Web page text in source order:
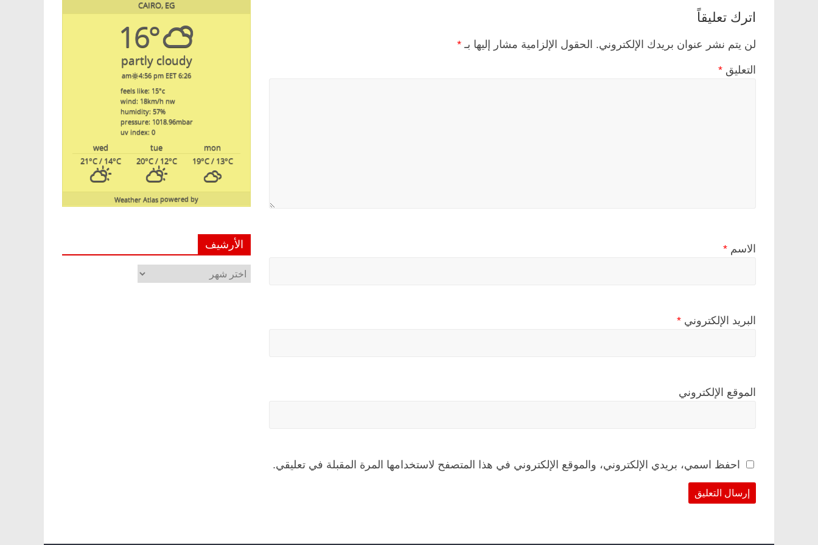
اترك تعليقاً
لن يتم نشر عنوان بريدك الإلكتروني. الحقول الإلزامية مشار إليها بـ *
التعليق *
الاسم *
البريد الإلكتروني *
الموقع الإلكتروني
احفظ اسمي، بريدي الإلكتروني، والموقع الإلكتروني في هذا المتصفح لاستخدامها المرة المقبلة في تعليقي.
CAIRO, EG
16°
partly cloudy
6:26 am
4:56 pm EET
feels like: 15°c
wind: 18km/h nw
humidity: 57%
pressure: 1018.96mbar
uv index: 0
mon
tue
wed
19°C/ 13°C
20°C/ 12°C
21°C/ 14°C
powered by
Weather Atlas
الأرشيف
الأرشيف